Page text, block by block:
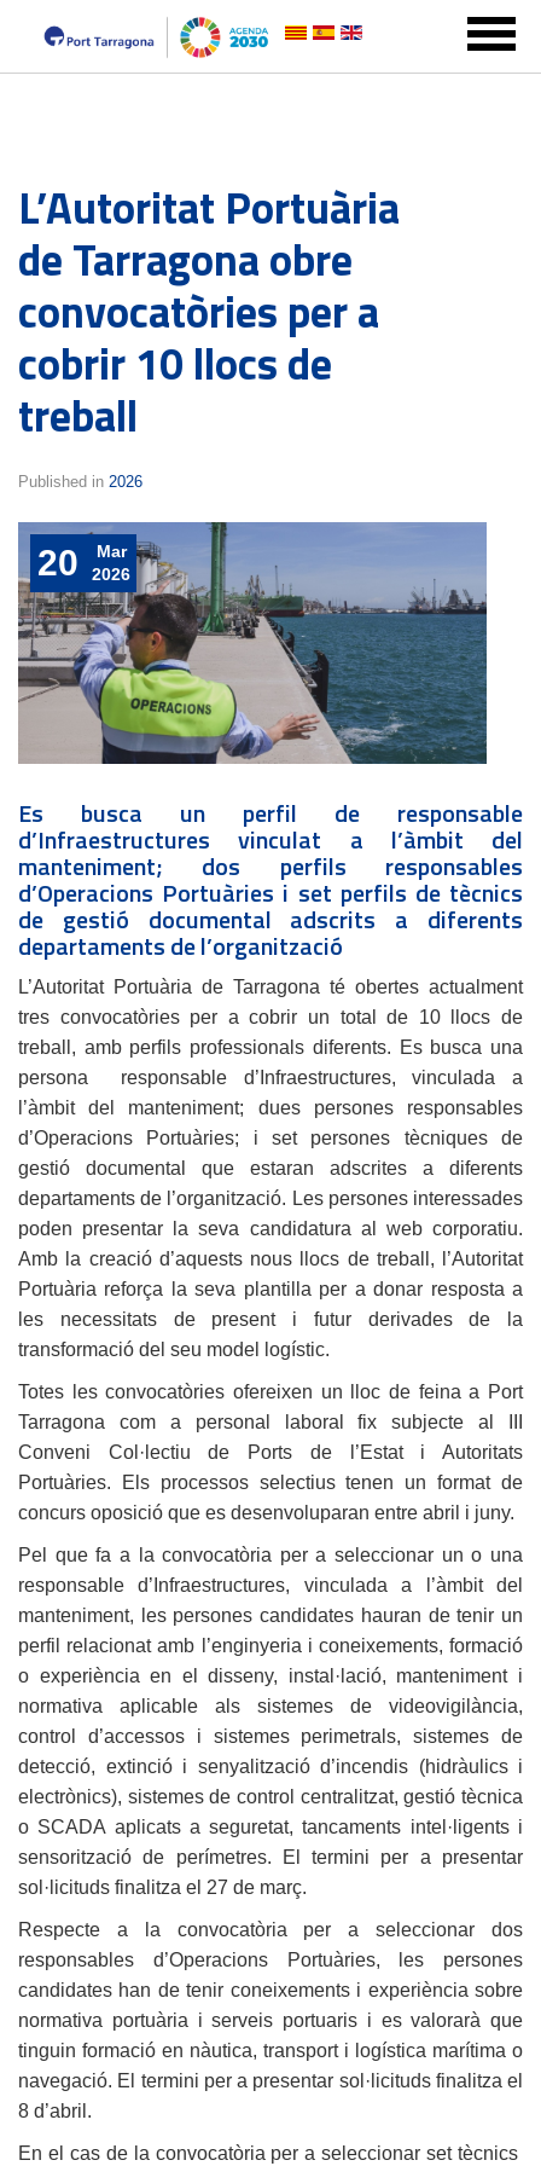
L’Autoritat Portuària
de Tarragona obre
convocatòries per a
cobrir 10 llocs de
treball
Published in 2026
20
Mar
2026
Es busca un perfil de responsable
d’Infraestructures vinculat a l’àmbit del
manteniment; dos perfils responsables
d’Operacions Portuàries i set perfils de tècnics
de gestió documental adscrits a diferents
departaments de l’organització
L’Autoritat Portuària de Tarragona té obertes actualment
tres convocatòries per a cobrir un total de 10 llocs de
treball, amb perfils professionals diferents. Es busca una
persona responsable d’Infraestructures, vinculada a
l’àmbit del manteniment; dues persones responsables
d’Operacions Portuàries; i set persones tècniques de
gestió documental que estaran adscrites a diferents
departaments de l’organització. Les persones interessades
poden presentar la seva candidatura al web corporatiu.
Amb la creació d’aquests nous llocs de treball, l’Autoritat
Portuària reforça la seva plantilla per a donar resposta a
les necessitats de present i futur derivades de la
transformació del seu model logístic.
Totes les convocatòries ofereixen un lloc de feina a Port
Tarragona com a personal laboral fix subjecte al III
Conveni Col·lectiu de Ports de l’Estat i Autoritats
Portuàries. Els processos selectius tenen un format de
concurs oposició que es desenvoluparan entre abril i juny.
Pel que fa a la convocatòria per a seleccionar un o una
responsable d’Infraestructures, vinculada a l’àmbit del
manteniment, les persones candidates hauran de tenir un
perfil relacionat amb l’enginyeria i coneixements, formació
o experiència en el disseny, instal·lació, manteniment i
normativa aplicable als sistemes de videovigilància,
control d’accessos i sistemes perimetrals, sistemes de
detecció, extinció i senyalització d’incendis (hidràulics i
electrònics), sistemes de control centralitzat, gestió tècnica
o SCADA aplicats a seguretat, tancaments intel·ligents i
sensorització de perímetres. El termini per a presentar
sol·licituds finalitza el 27 de març.
Respecte a la convocatòria per a seleccionar dos
responsables d’Operacions Portuàries, les persones
candidates han de tenir coneixements i experiència sobre
normativa portuària i serveis portuaris i es valorarà que
tinguin formació en nàutica, transport i logística marítima o
navegació. El termini per a presentar sol·licituds finalitza el
8 d’abril.
En el cas de la convocatòria per a seleccionar set tècnics